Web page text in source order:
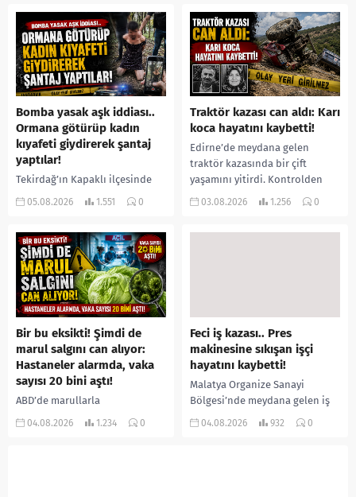
yerine sevk edilen...
Bomba yasak aşk iddiası..
Ormana götürüp kadın
kıyafeti giydirerek şantaj
yaptılar!
Tekirdağ’ın Kapaklı ilçesinde
bir kişiyi, arkadaşının eşiyle
kadın kıyafetleri giydirdiği,
özür videosu çektirip...
05.08.2026 1.551 0
Traktör kazası can aldı: Karı
koca hayatını kaybetti!
Edirne’de meydana gelen
traktör kazasında bir çift
yaşamını yitirdi. Kontrolden
çıkarak devrilen traktörün
03.08.2026 1.256 0
Bir bu eksikti! Şimdi de
marul salgını can alıyor:
Hastaneler alarmda, vaka
sayısı 20 bini aştı!
ABD’de marullarla
ilişkilendirilen siklospora
04.08.2026 1.234 0
Feci iş kazası.. Pres
makinesine sıkışan işçi
hayatını kaybetti!
Malatya Organize Sanayi
Bölgesi’nde meydana gelen iş
kazasında, pres makinesine
04.08.2026 932 0